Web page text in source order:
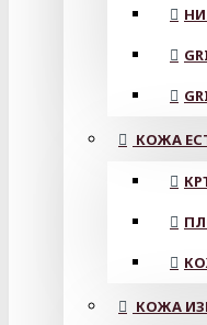
КОЖА
КОЖА